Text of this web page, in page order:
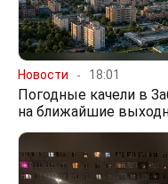
Новости 18:01
Погодные качели в
на ближайшие